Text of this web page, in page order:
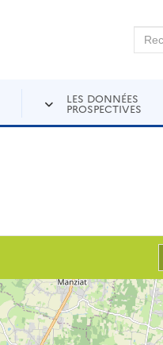
Rechercher
LES DONNÉES
PROSPECTIVES